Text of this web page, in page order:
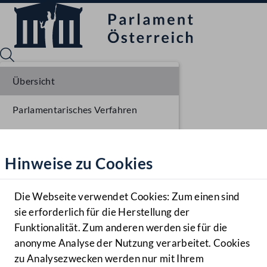
Hilfe
Benutzer
Navigationsmenü öffnen
MENÜ
Hinweise zu Cookies
Die Webseite verwendet Cookies: Zum einen sind
sie erforderlich für die Herstellung der
Funktionalität. Zum anderen werden sie für die
anonyme Analyse der Nutzung verarbeitet. Cookies
zu Analysezwecken werden nur mit Ihrem
Übersicht
Parlamentarisches Verfahren
Ausschussberatungen NR
Plenarberatungen NR
Einlangen BR
Ausschussberatungen BR